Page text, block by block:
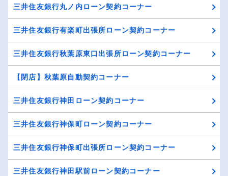
三井住友銀行丸ノ内ローン契約コーナー
三井住友銀行有楽町出張所ローン契約コーナー
三井住友銀行秋葉原東口出張所ローン契約コーナー
【閉店】秋葉原自動契約コーナー
三井住友銀行神田ローン契約コーナー
三井住友銀行神保町ローン契約コーナー
三井住友銀行神保町出張所ローン契約コーナー
三井住友銀行神田駅前ローン契約コーナー